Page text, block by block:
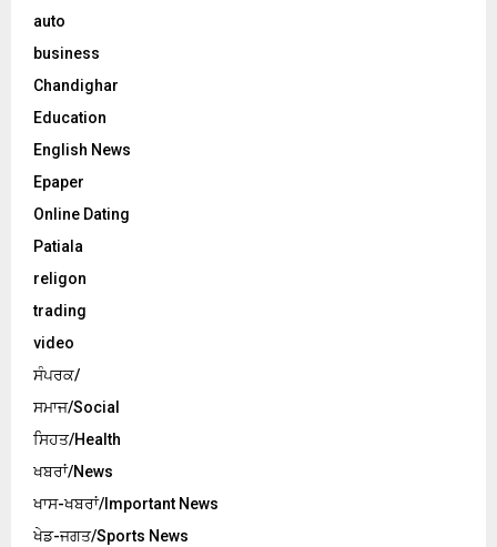
auto
business
Chandighar
Education
English News
Epaper
Online Dating
Patiala
religon
trading
video
ਸੰਪਰਕ/
ਸਮਾਜ/Social
ਸਿਹਤ/Health
ਖਬਰਾਂ/News
ਖਾਸ-ਖਬਰਾਂ/Important News
ਖੇਡ-ਜਗਤ/Sports News